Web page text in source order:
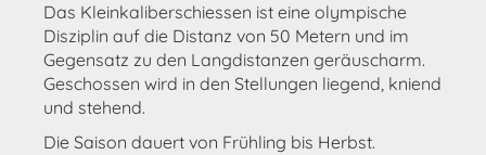
Das Kleinkaliberschiessen ist eine olympische
Disziplin auf die Distanz von 50 Metern und im
Gegensatz zu den Langdistanzen geräuscharm.
Geschossen wird in den Stellungen liegend, kniend
und stehend.
Die Saison dauert von Frühling bis Herbst.